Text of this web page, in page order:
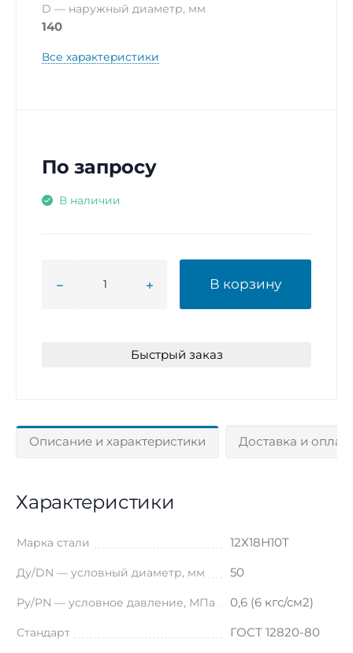
D — наружный диаметр, мм
140
Все характеристики
По запросу
В наличии
В корзину
Быстрый заказ
Описание и характеристики Доставка и
Характеристики
Марка стали 12Х18Н10Т
Ду/DN — условный диаметр, мм 50
Ру/PN — условное давление, МПа 0,6 (6 кгс/см2)
Стандарт ГОСТ 12820-80